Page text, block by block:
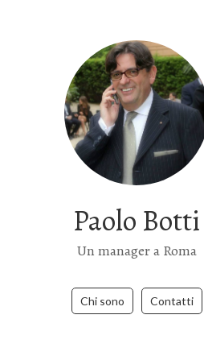
Paolo Botti
Un manager a Roma
Chi sono Contatti